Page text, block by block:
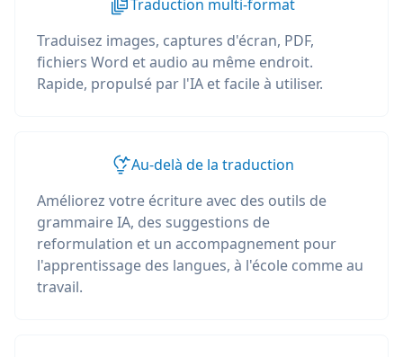
Traduction multi-format
Traduisez images, captures d'écran, PDF,
fichiers Word et audio au même endroit.
Rapide, propulsé par l'IA et facile à utiliser.
Au-delà de la traduction
Améliorez votre écriture avec des outils de
grammaire IA, des suggestions de
reformulation et un accompagnement pour
l'apprentissage des langues, à l'école comme au
travail.